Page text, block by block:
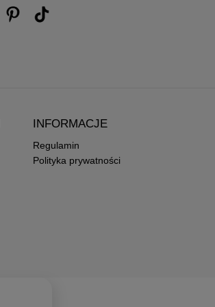
INFORMACJE
Regulamin
Polityka prywatności